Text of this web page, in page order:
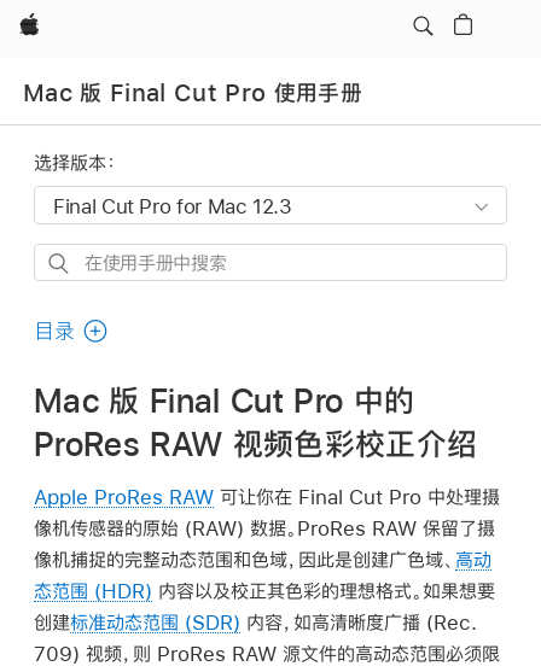
Apple
Mac 版 Final Cut Pro 使用手册
选择版本：
在
用
册
中
搜
目录
Mac 版 Final Cut Pro 中的
ProRes RAW 视频色彩校正介绍
Apple ProRes RAW 可让你在 Final Cut Pro 中处理摄
像机传感器的原始 (RAW) 数据。 ProRes RAW 保留了摄
像机捕捉的完整动态范围和色域，因此是创建广色域、 高动
态范围 (HDR) 内容以及校正其色彩的理想格式。如果想要
创建标准动态范围 (SDR) 内容，如高清晰度广播 (Rec.
709) 视频，则 ProRes RAW 源文件的高动态范围必须限